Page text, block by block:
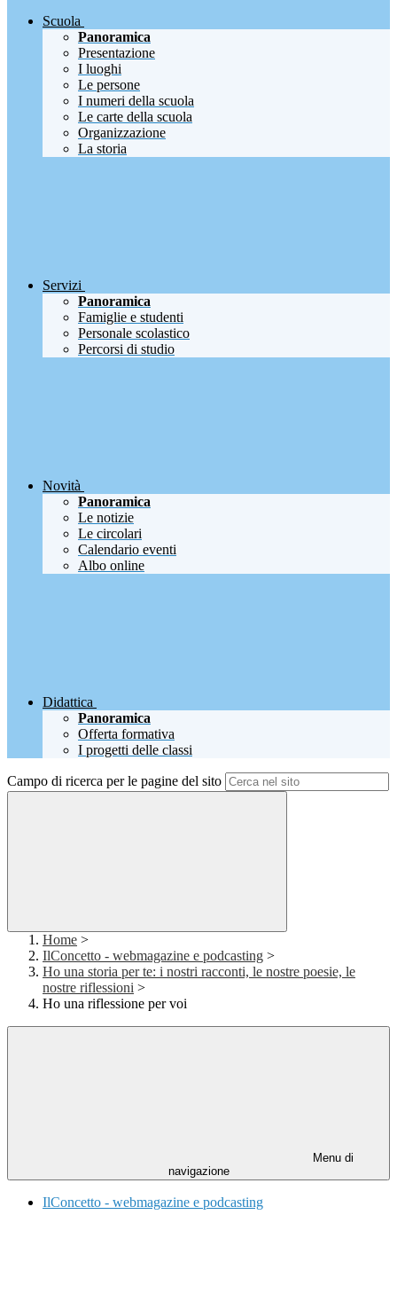
Scuola
Panoramica
Presentazione
I luoghi
Le persone
I numeri della scuola
Le carte della scuola
Organizzazione
La storia
Servizi
Panoramica
Famiglie e studenti
Personale scolastico
Percorsi di studio
Novità
Panoramica
Le notizie
Le circolari
Calendario eventi
Albo online
Didattica
Panoramica
Offerta formativa
I progetti delle classi
Campo di ricerca per le pagine del sito
Home >
IlConcetto - webmagazine e podcasting >
Ho una storia per te: i nostri racconti, le nostre poesie, le
nostre riflessioni >
Ho una riflessione per voi
Menu di
navigazione
IlConcetto - webmagazine e podcasting